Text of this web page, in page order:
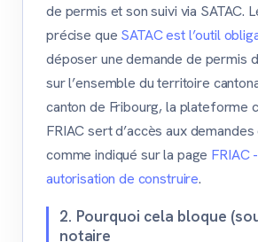
de permis et son suivi via SATAC.
précise que SATAC est l’outil
déposer une demande de permis
sur l’ensemble du territoire
canton de Fribourg, la plateforme
FRIAC sert d’accès aux demandes
comme indiqué sur la page FRIAC
autorisation de construire.
2. Pourquoi cela bloque
notaire